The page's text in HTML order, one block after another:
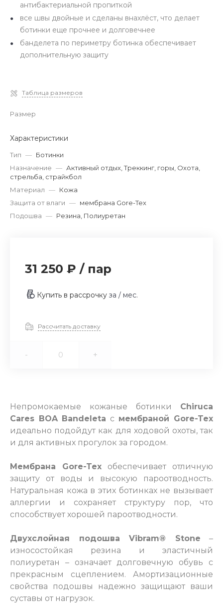
антибактериальной пропиткой
все швы двойные и сделаны внахлёст, что делает
ботинки еще прочнее и долговечнее
банделета по периметру ботинка обеспечивает
дополнительную защиту
Таблица размеров
Размер
Характеристики
Тип — Ботинки
Назначение — Активный отдых, Треккинг, горы, Охота,
стрельба, страйкбол
Материал — Кожа
Защита от влаги — мембрана Gore-Tex
Подошва — Резина, Полиуретан
31 250 ₽ / пар
Купить в рассрочку за / мес.
Рассчитать доставку
- +
Непромокаемые кожаные ботинки Chiruca
Cares BOA Bandeleta смембраной Gore-Tex
идеально подойдут как для ходовой охоты, так
и для активных прогулок за городом.
Мембрана Gore-Tex обеспечивает отличную
защиту от воды и высокую пароотводность.
Натуральная кожа в этих ботинках не вызывает
аллергии и сохраняет структуру пор, что
способствует хорошей пароотводности.
Двухслойная подошва Vibram® Stone –
износостойкая резина и эластичный
полиуретан – означает долговечную обувь с
прекрасным сцеплением. Амортизационные
свойства подошвы надежно защищают ваши
суставы от нагрузок.